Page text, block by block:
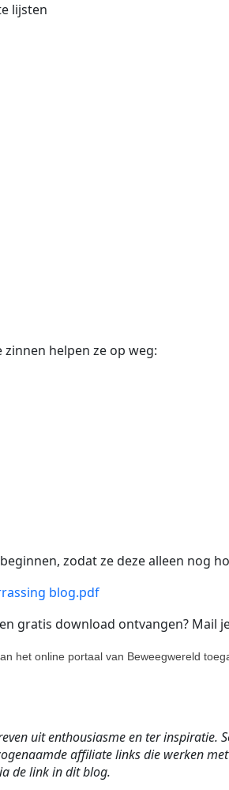
lijsten
helpen ze op weg:
zodat ze deze alleen nog
blog.pdf
gratis download ontvangen? Mail
het online portaal van Beweegwereld
uit enthousiasme en ter
affiliate links die werken
de link in dit blog.